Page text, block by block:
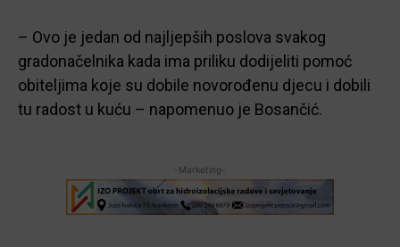
– Ovo je jedan od najljepših poslova svakog
gradonačelnika kada ima priliku dodijeliti pomoć
obiteljima koje su dobile novorođenu djecu i dobili
tu radost u kuću – napomenuo je Bosančić.
-Marketing-